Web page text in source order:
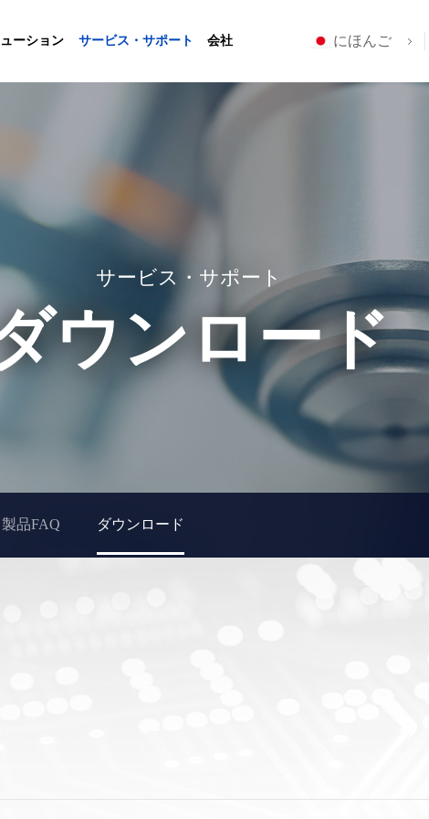
ーション サービス・サポート 会社 にほんご
サービス・サポート
ウンロード
製品FAQ ダウンロード